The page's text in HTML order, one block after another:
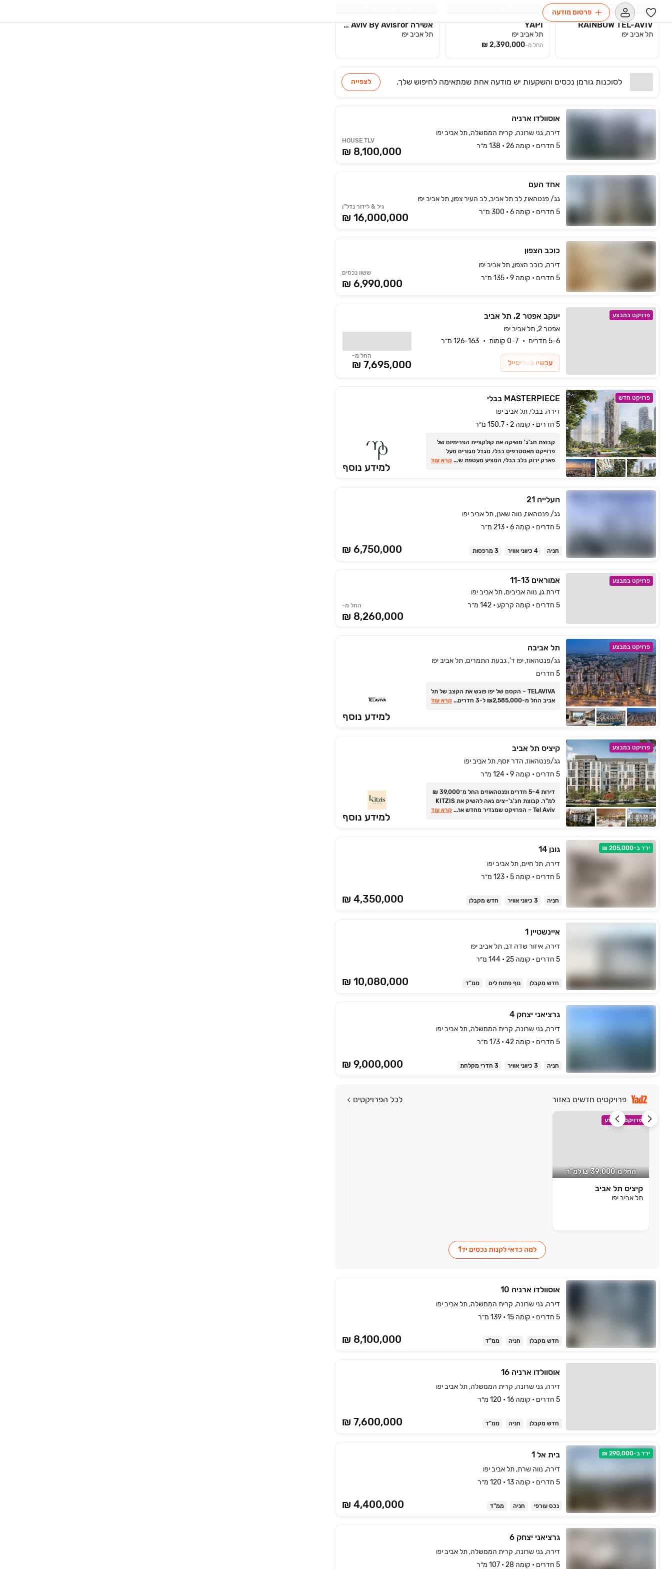
פרסום מודעה
במרחק דקות הליכה מחוף הים
RAINBOW TEL-AVIV
תל אביב יפו
YAPI
תל אביב יפו
החל מ-
אשירה ASHIRA Tel Aviv By Avisror
תל אביב יפו
לסוכנות גורמן נכסים והשקעות יש מודעה אחת שמתאימה לחיפוש שלך. לצפייה
HOUSE TLV
₪ 8,100,000
אוסוולדו ארניה
דירה, גני שרונה, קרית הממשלה, תל אביב יפו
5 חדרים • קומה ‎26‏ • 138 מ״ר
גיל & לידור נדל"ן
₪ 16,000,000
אחד העם
גג/ פנטהאוז, לב תל אביב, לב העיר צפון, תל אביב יפו
5 חדרים • קומה ‎6‏ • 300 מ״ר
ששון נכסים
₪ 6,990,000
כוכב הצפון
דירה, כוכב הצפון, תל אביב יפו
5 חדרים • קומה ‎9‏ • 135 מ״ר
פרויקט במבצע יעקב אפטר 2, תל אביב
אפטר 2, תל אביב יפו
5-6 חדרים
0-7 קומות 126-163 מ״ר
החל מ-
7,695,000 ₪ עכשיו בפריסייל
פרויקט חדש MASTERPIECE בבלי
דירה, בבלי, תל אביב יפו
5 חדרים • קומה 2 • 150.7 מ״ר
קבוצת חג'ג' משיקה את קולקציית הפרימיום של
פרוייקט מאסטרפיס בבלי. מגדל מגורים מעל
פארק ירוק בלב בבלי, המציע מעטפת שירותים
... קרא עוד
למידע נוסף
₪ 6,750,000
העלייה 21
גג/ פנטהאוז, נווה שאנן, תל אביב יפו
5 חדרים • קומה ‎6‏ • 213 מ״ר
חניה 4 כיווני אוויר 3 מרפסות
פרויקט במבצע אמוראים 11-13
דירת גן, נווה אביבים, תל אביב יפו
5 חדרים • קומה קרקע • 142 מ״ר
החל מ-
8,260,000 ₪
פרויקט במבצע תל אביבה
גג/פנטהאוז, יפו ד', גבעת התמרים, תל אביב יפו
5 חדרים
TELAVIVA ‏– הקסם של יפו פוגש את הקצב של תל
אביב החל מ-₪2,585,000 ל-3 חדרים
... קרא עוד
למידע נוסף
פרויקט במבצע קיציס תל אביב
גג/פנטהאוז, הדר יוסף, תל אביב יפו
5 חדרים • קומה 9 • 124 מ״ר
דירות ‏4‏–‏5 חדרים ופנטהאוזים החל מ־‏39,000 ‏₪
למ"ר. קבוצת חג'ג'‏–צים גאה להשיק את KITZIS
Tel Aviv ‏– הפרויקט שמגדיר מחדש את חוויית
... קרא עוד
למידע נוסף
ירד ב-205,000 ₪
₪ 4,350,000
גונן 14
דירה, תל חיים, תל אביב יפו
5 חדרים • קומה ‎5‏ • 123 מ״ר
חניה 3 כיווני אוויר חדש מקבלן
₪ 10,080,000
איינשטיין 1
דירה, איזור שדה דב, תל אביב יפו
5 חדרים • קומה ‎25‏ • 144 מ״ר
חדש מקבלן נוף פתוח לים ממ"ד
₪ 9,000,000
גרציאני יצחק 4
דירה, גני שרונה, קרית הממשלה, תל אביב יפו
5 חדרים • קומה ‎42‏ • 173 מ״ר
חניה 3 כיווני אוויר 3 חדרי מקלחת
פרויקטים חדשים באזור לכל הפרויקטים
פרויקט במבצע
החל מ־39,000 ₪ למ"ר
קיציס תל אביב
תל אביב יפו
למה כדאי לקנות נכסים יד1
₪ 8,100,000
אוסוולדו ארניה 10
דירה, גני שרונה, קרית הממשלה, תל אביב יפו
5 חדרים • קומה ‎15‏ • 139 מ״ר
חדש מקבלן חניה ממ"ד
₪ 7,600,000
אוסוולדו ארניה 16
דירה, גני שרונה, קרית הממשלה, תל אביב יפו
5 חדרים • קומה ‎16‏ • 120 מ״ר
חדש מקבלן חניה ממ"ד
ירד ב-290,000 ₪
₪ 4,400,000
בית אל 1
דירה, נווה שרת, תל אביב יפו
5 חדרים • קומה ‎13‏ • 120 מ״ר
נכס עורפי חניה ממ"ד
גרציאני יצחק 6
דירה, גני שרונה, קרית הממשלה, תל אביב יפו
5 חדרים • קומה ‎28‏ • 107 מ״ר